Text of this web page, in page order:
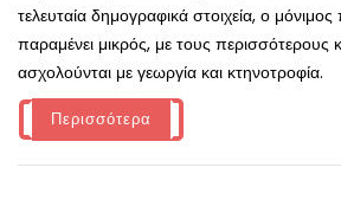
τελευταία δημογραφικά στοιχεία, ο
παραμένει μικρός, με τους περισσότερους
ασχολούνται με γεωργία και κτηνοτροφία.
Περισσότερα